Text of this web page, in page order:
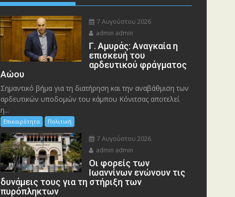
7 Αυγούστου 2026
admin admin
Γ. Αμυράς: Αναγκαία η
επισκευή του
αρδευτικού φράγματος
Αώου
Σημαντικό βήμα για τη διατήρηση και την αναβάθμιση των
αρδευτικών υποδομών του κάμπου Κόνιτσας αποτελεί
η...
Επικαιρότητα Πολιτική
7 Αυγούστου 2026
admin admin
Οι φορείς των
Ιωαννίνων ενώνουν τις
δυνάμεις τους για τη στήριξη των
πυρόπληκτων